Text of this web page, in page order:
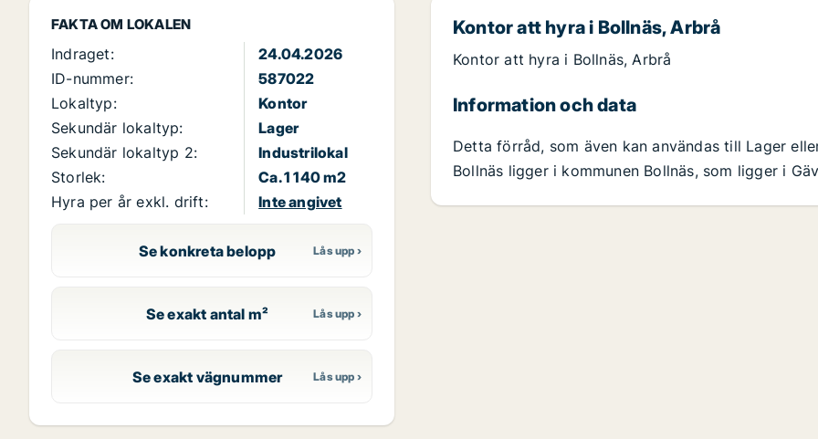
FAKTA OM LOKALEN
Indraget:
24.04.2026
ID-nummer:
587022
Lokaltyp:
Kontor
Sekundär lokaltyp:
Lager
Sekundär lokaltyp 2:
Industrilokal
Storlek:
Ca. 1 140 m2
Hyra per år exkl. drift:
Inte angivet
Se konkreta belopp
Se exakt antal m²
Se exakt vägnummer
Kontor att hyra i Bollnäs, Arbrå
Kontor att hyra i Bollnäs, Arbrå
Information och data
Detta förråd, som även kan användas till Lager
Bollnäs ligger i kommunen Bollnäs, som ligger i